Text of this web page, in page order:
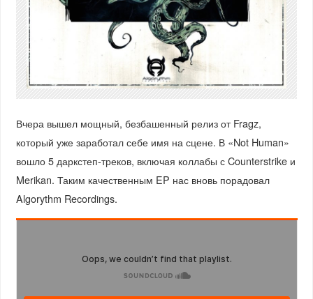
Вчера вышел мощный, безбашенный релиз от Fragz,
который уже заработал себе имя на сцене. В «Not Human»
вошло 5 даркстеп-треков, включая коллабы с Counterstrike и
Merikan. Таким качественным EP нас вновь порадовал
Algorythm Recordings.